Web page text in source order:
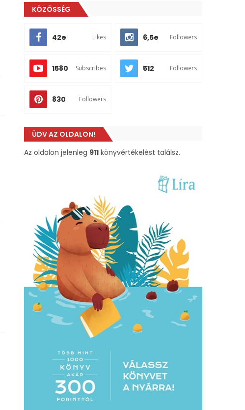
KÖZÖSSÉG
42e Likes 6,5e Followers
1580 Subscribes 512 Followers
830 Followers
ÜDV AZ OLDALON!
Az oldalon jelenleg 911 könyvértékelést találsz.